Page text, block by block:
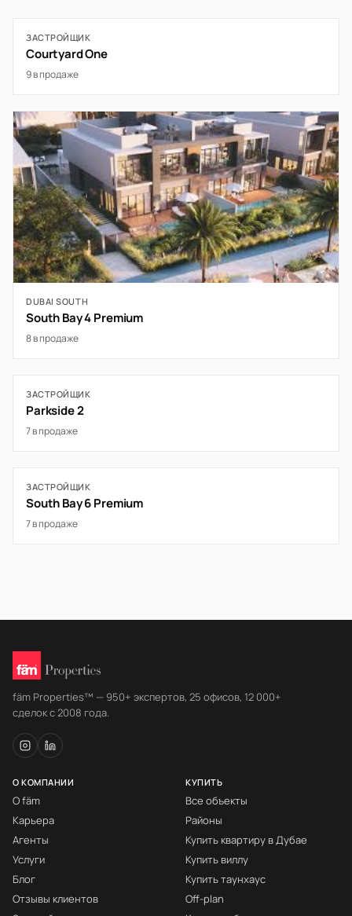
ЗАСТРОЙЩИК
Courtyard One
9 в продаже
DUBAI SOUTH
South Bay 4 Premium
8 в продаже
ЗАСТРОЙЩИК
Parkside 2
7 в продаже
ЗАСТРОЙЩИК
South Bay 6 Premium
7 в продаже
fäm Properties™ — 950+ экспертов, 25 офисов, 12 000+
сделок с 2008 года.
О КОМПАНИИ
О fäm
Карьера
Агенты
Услуги
Блог
Отзывы клиентов
КУПИТЬ
Все объекты
Районы
Купить квартиру в Дубае
Купить виллу
Купить таунхаус
Off-plan